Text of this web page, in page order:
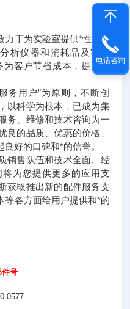
力于为实验室提供*性价比
析仪器和消耗品及零配
为客户节省成本，提高效
务用户”为原则，不断创
以科学为根本，已成为集
务、维修和技术咨询为一
良的品质、优惠的价格、
好的口碑和*的信誉。
销售队伍和技术全面、经
为您提供更多的应用支
获取推出新的配件服务支
等各方面给用户提供和*的
件号
0577
电话咨询